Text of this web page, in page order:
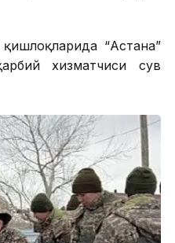
“Астана”
хизматчиси сув